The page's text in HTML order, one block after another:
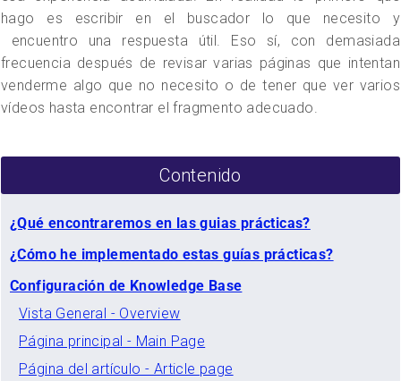
hago es escribir en el buscador lo que necesito y
encuentro una respuesta útil. Eso sí, con demasiada
frecuencia después de revisar varias páginas que intentan
venderme algo que no necesito o de tener que ver varios
vídeos hasta encontrar el fragmento adecuado.
Contenido
¿Qué encontraremos en las guias prácticas?
¿Cómo he implementado estas guías prácticas?
Configuración de Knowledge Base
Vista General - Overview
Página principal - Main Page
Página del artículo - Article page